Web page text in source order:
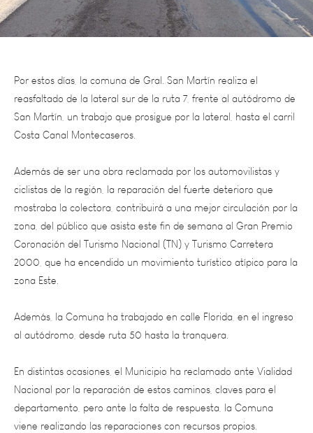
Por estos días, la comuna de Gral. San Martín realiza el
reasfaltado de la lateral sur de la ruta 7, frente al autódromo de
San Martín, un trabajo que prosigue por la lateral, hasta el carril
Costa Canal Montecaseros.
Además de ser una obra reclamada por los automovilistas y
ciclistas de la región, la reparación del fuerte deterioro que
mostraba la colectora, contribuirá a una mejor circulación por la
zona, del público que asista este fin de semana al Gran Premio
Coronación del Turismo Nacional (TN) y Turismo Carretera
2000, que ha encendido un movimiento turístico atípico para la
zona Este.
Además, la Comuna ha trabajado en calle Florida, en el ingreso
al autódromo, desde ruta 50 hasta la tranquera.
En distintas ocasiones, el Municipio ha reclamado ante Vialidad
Nacional por la reparación de estos caminos, claves para el
departamento, pero ante la falta de respuesta, la Comuna
viene realizando las reparaciones con recursos propios.